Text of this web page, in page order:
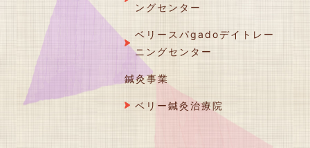
ングセンター
ベリースパgadoデイトレー
ニングセンター
鍼灸事業
ベリー鍼灸治療院